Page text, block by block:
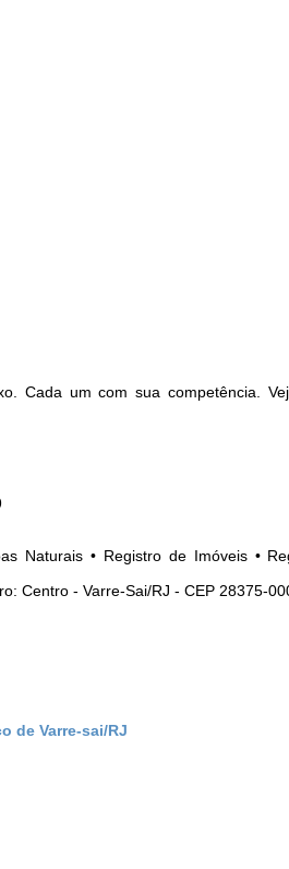
Cada um com sua competência.
Naturais • Registro de Imóveis •
Centro - Varre-Sai/RJ - CEP 28375-
de Varre-sai/RJ